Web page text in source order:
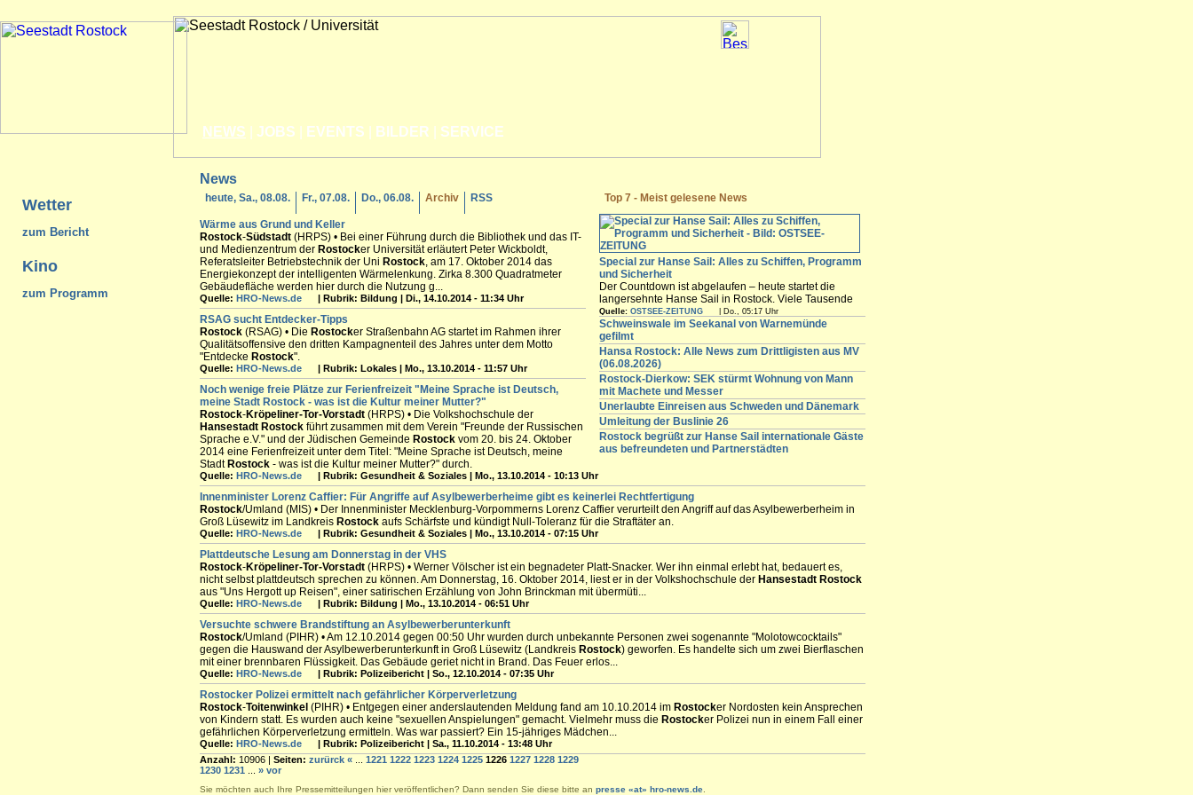
NEWS JOBS EVENTS BILDER SERVICE
Wetter
zum Bericht
Kino
zum Programm
News
Top 7 - Meist gelesene News
Special zur Hanse Sail: Alles zu Schiffen, Programm
und Sicherheit
Der Countdown ist abgelaufen – heute startet die
langersehnte Hanse Sail in Rostock. Viele Tausende
Besucher werden in den nächsten Tagen erwartet und
freuen sich auf die maritimen Angebote in der
Innenstadt,...
Quelle: OSTSEE-ZEITUNG | Do., 05:17 Uhr
Schweinswale im Seekanal von Warnemünde
gefilmt
Hansa Rostock: Alle News zum Drittligisten aus MV
(06.08.2026)
Rostock-Dierkow: SEK stürmt Wohnung von Mann
mit Machete und Messer
Unerlaubte Einreisen aus Schweden und Dänemark
Umleitung der Buslinie 26
Rostock begrüßt zur Hanse Sail internationale Gäste
aus befreundeten und Partnerstädten
heute, Sa., 08.08. Fr., 07.08. Do., 06.08. Archiv RSS
Wärme aus Grund und Keller
Rostock-Südstadt (HRPS) • Bei einer Führung durch die Bibliothek und das IT-
und Medienzentrum der Rostocker Universität erläutert Peter Wickboldt,
Referatsleiter Betriebstechnik der Uni Rostock, am 17. Oktober 2014 das
Energiekonzept der intelligenten Wärmelenkung. Zirka 8.300 Quadratmeter
Gebäudefläche werden hier durch die Nutzung g...
Quelle: HRO-News.de | Rubrik: Bildung | Di., 14.10.2014 - 11:34 Uhr
RSAG sucht Entdecker-Tipps
Rostock (RSAG) • Die Rostocker Straßenbahn AG startet im Rahmen ihrer
Qualitätsoffensive den dritten Kampagnenteil des Jahres unter dem Motto
"Entdecke Rostock".
Quelle: HRO-News.de | Rubrik: Lokales | Mo., 13.10.2014 - 11:57 Uhr
Noch wenige freie Plätze zur Ferienfreizeit "Meine Sprache ist Deutsch,
meine Stadt Rostock - was ist die Kultur meiner Mutter?"
Rostock-Kröpeliner-Tor-Vorstadt (HRPS) • Die Volkshochschule der
Hansestadt Rostock führt zusammen mit dem Verein "Freunde der Russischen
Sprache e.V." und der Jüdischen Gemeinde Rostock vom 20. bis 24. Oktober
2014 eine Ferienfreizeit unter dem Titel: "Meine Sprache ist Deutsch, meine
Stadt Rostock - was ist die Kultur meiner Mutter?" durch.
Quelle: HRO-News.de | Rubrik: Gesundheit & Soziales | Mo., 13.10.2014 - 10:13 Uhr
Innenminister Lorenz Caffier: Für Angriffe auf Asylbewerberheime gibt es keinerlei Rechtfertigung
Rostock/Umland (MIS) • Der Innenminister Mecklenburg-Vorpommerns Lorenz Caffier verurteilt den Angriff auf das Asylbewerberheim in
Groß Lüsewitz im Landkreis Rostock aufs Schärfste und kündigt Null-Toleranz für die Straftäter an.
Quelle: HRO-News.de | Rubrik: Gesundheit & Soziales | Mo., 13.10.2014 - 07:15 Uhr
Plattdeutsche Lesung am Donnerstag in der VHS
Rostock-Kröpeliner-Tor-Vorstadt (HRPS) • Werner Völscher ist ein begnadeter Platt-Snacker. Wer ihn einmal erlebt hat, bedauert es,
nicht selbst plattdeutsch sprechen zu können. Am Donnerstag, 16. Oktober 2014, liest er in der Volkshochschule der Hansestadt Rostock
aus "Uns Hergott up Reisen", einer satirischen Erzählung von John Brinckman mit übermüti...
Quelle: HRO-News.de | Rubrik: Bildung | Mo., 13.10.2014 - 06:51 Uhr
Versuchte schwere Brandstiftung an Asylbewerberunterkunft
Rostock/Umland (PIHR) • Am 12.10.2014 gegen 00:50 Uhr wurden durch unbekannte Personen zwei sogenannte "Molotowcocktails"
gegen die Hauswand der Asylbewerberunterkunft in Groß Lüsewitz (Landkreis Rostock) geworfen. Es handelte sich um zwei Bierflaschen
mit einer brennbaren Flüssigkeit. Das Gebäude geriet nicht in Brand. Das Feuer erlos...
Quelle: HRO-News.de | Rubrik: Polizeibericht | So., 12.10.2014 - 07:35 Uhr
Rostocker Polizei ermittelt nach gefährlicher Körperverletzung
Rostock-Toitenwinkel (PIHR) • Entgegen einer anderslautenden Meldung fand am 10.10.2014 im Rostocker Nordosten kein Ansprechen
von Kindern statt. Es wurden auch keine "sexuellen Anspielungen" gemacht. Vielmehr muss die Rostocker Polizei nun in einem Fall einer
gefährlichen Körperverletzung ermitteln. Was war passiert? Ein 15-jähriges Mädchen...
Quelle: HRO-News.de
| Rubrik: Polizeibericht | Sa., 11.10.2014 - 13:48 Uhr
Anzahl: 10906 | Seiten: zurürck « 1221 1222 1223 1224 1225 1226 1227 1228 1229
1230 1231 » vor
Sie möchten auch Ihre Pressemitteilungen hier veröffentlichen? Dann senden Sie diese bitte an presse «at» hro-news.de